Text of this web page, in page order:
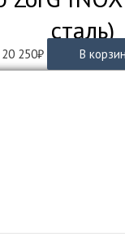
сталь)
20 250₽ В